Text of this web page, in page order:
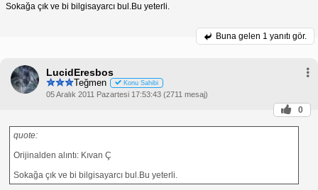
Sokağa çık ve bi bilgisayarcı bul.Bu yeterli.
Buna gelen 1 yanıtı gör.
LucidEresbos
Teğmen Konu Sahibi
05 Aralık 2011 Pazartesi 17:53:43 (2711 mesaj)
0
quote:
Orijinalden alıntı: Kıvan Ç
Sokağa çık ve bi bilgisayarcı bul.Bu yeterli.